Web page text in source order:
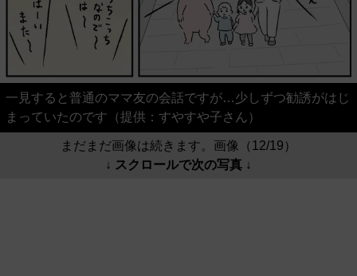
一見すると普通のママ友の会話ですが…少しずつ勧誘がはじ
まっていたのです（提供：すやすや子さん）
まだまだ画像は続きます。画像（12/19）
↓ スクロールで次の写真 ↓